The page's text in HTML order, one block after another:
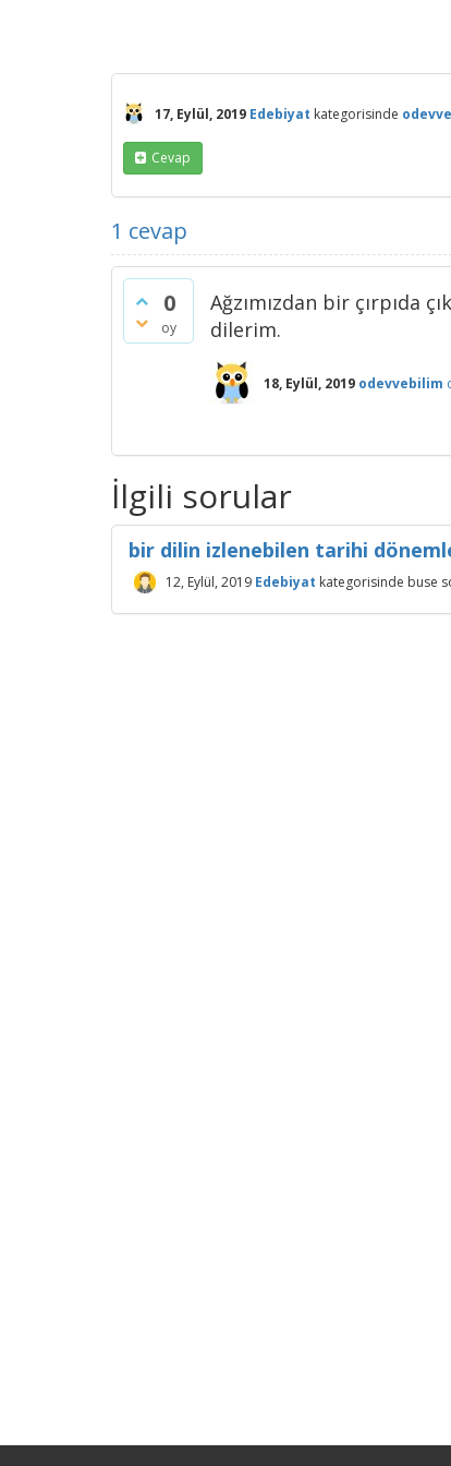
17, Eylül, 2019 Edebiyat kategorisinde
Cevap
1 cevap
0
oy
Ağzımızdan bir çırpıda
dilerim.
18, Eylül, 2019 odevvebilim
İlgili sorular
bir dilin izlenebilen tarihi
12, Eylül, 2019 Edebiyat kategorisinde buse